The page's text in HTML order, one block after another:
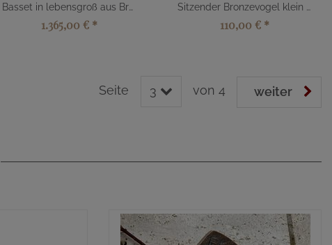
Basset in lebensgroß aus Bronze
1.365,00 € *
Sitzender Bronzevogel klein mit grüner Patina
110,00 € *
Seite 3 von 4 weiter